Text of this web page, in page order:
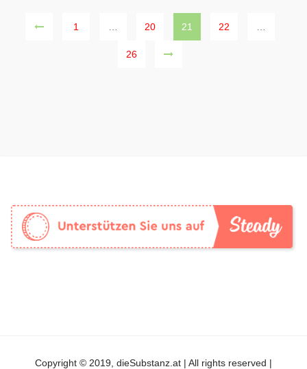
1 20 21 22
26
Copyright © 2019, dieSubstanz.at | All rights reserved |